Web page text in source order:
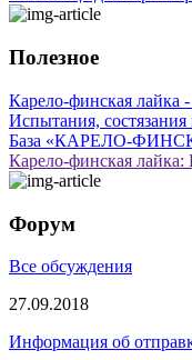
Полезное
Карело-финская
Испытания,
База «КАРЕЛО-
Карело-финская
Форум
Все обсуждения
27.09.2018
Информация об